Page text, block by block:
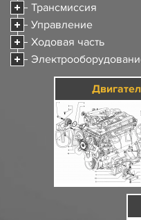
Трансмиссия
Управление
Ходовая часть